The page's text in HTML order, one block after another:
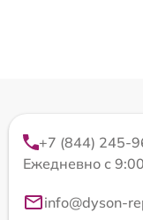
+7 (844) 245-
Ежедневно с
info@dyson-